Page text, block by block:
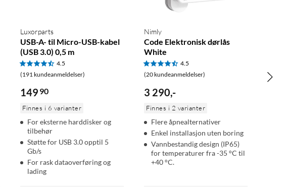
Luxorparts
USB-A- til Micro-USB-kabel
(USB 3.0) 0,5 m
4.5
(191 kundeanmeldelser)
149 90
Finnes i 6 varianter
For eksterne harddisker og
tilbehør
Støtte for USB 3.0 opptil 5
Gb/s
For rask dataoverføring og
lading
Nimly
Code Elektronisk dørlås
White
4.5
(20 kundeanmeldelser)
3 290,-
Finnes i 2 varianter
Flere åpnealternativer
Enkel installasjon uten boring
Vannbestandig design (IP65)
for temperaturer fra -35 °C til
+40 °C.